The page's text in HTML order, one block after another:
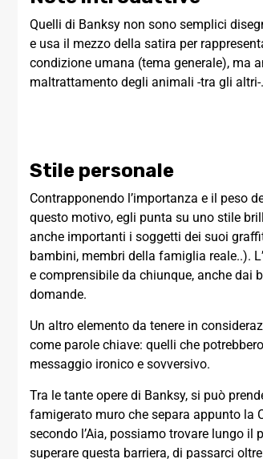
Quelli di Banksy non sono semplici
e usa il mezzo della satira per
condizione umana (tema generale), ma
maltrattamento degli animali -tra gli altri-.
Stile personale
Contrapponendo l’importanza e il peso
questo motivo, egli punta su uno stile
anche importanti i soggetti dei suoi
bambini, membri della famiglia reale..).
e comprensibile da chiunque, anche dai
domande.
Un altro elemento da tenere in
come parole chiave: quelli che
messaggio ironico e sovversivo.
Tra le tante opere di Banksy, si può
famigerato muro che separa appunto la
secondo l’Aia, possiamo trovare lungo il
superare questa barriera, di passarci